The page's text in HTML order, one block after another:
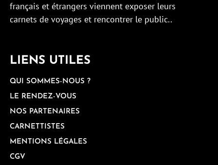
français et étrangers viennent exposer leurs
carnets de voyages et rencontrer le public..
LIENS UTILES
QUI SOMMES-NOUS ?
LE RENDEZ-VOUS
NOS PARTENAIRES
CARNETTISTES
MENTIONS LÉGALES
CGV